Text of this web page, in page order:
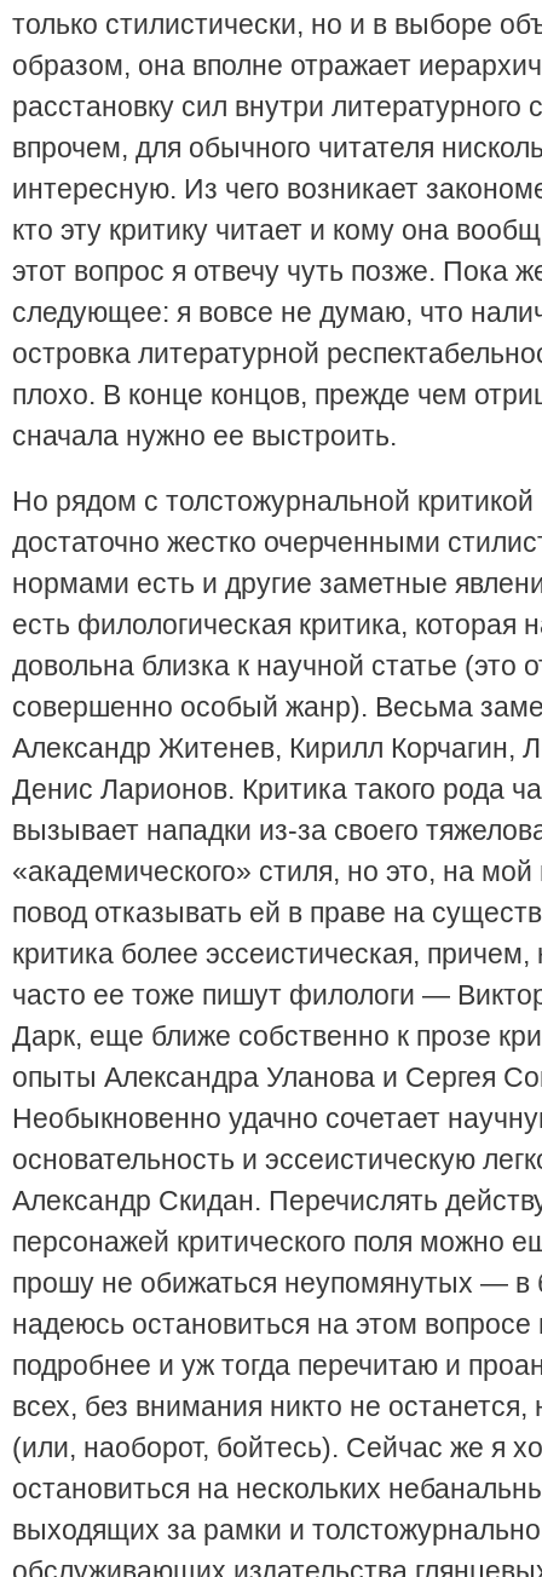
только стилистически, но и в выборе
образом, она вполне отражает
расстановку сил внутри литературного
впрочем, для обычного читателя
интересную. Из чего возникает
кто эту критику читает и кому она
этот вопрос я отвечу чуть позже. Пока
следующее: я вовсе не думаю, что
островка литературной
плохо. В конце концов, прежде чем
сначала нужно ее выстроить.
Но рядом с толстожурнальной критикой
достаточно жестко очерченными
нормами есть и другие заметные
есть филологическая критика, которая
довольна близка к научной статье (это
совершенно особый жанр). Весьма
Александр Житенев, Кирилл Корчагин,
Денис Ларионов. Критика такого рода
вызывает нападки из-за своего
«академического» стиля, но это, на мой
повод отказывать ей в праве на
критика более эссеистическая, причем,
часто ее тоже пишут филологи —
Дарк, еще ближе собственно к прозе
опыты Александра Уланова и Сергея
Необыкновенно удачно сочетает
основательность и эссеистическую
Александр Скидан. Перечислять
персонажей критического поля можно
прошу не обижаться неупомянутых — в
надеюсь остановиться на этом вопросе
подробнее и уж тогда перечитаю и
всех, без внимания никто не останется,
(или, наоборот, бойтесь). Сейчас же я
остановиться на нескольких
выходящих за рамки и